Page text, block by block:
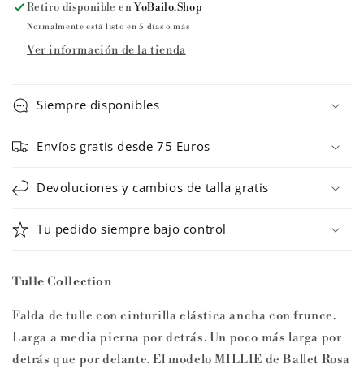
Falda
de
ballet
Ballet
Falda
de
ballet
Ballet
Retiro disponible enYoBailo.Shop
Normalmente está listo en 5 días o más
Ver información de la tienda
Siempre disponibles
Envíos gratis desde 75 Euros
Devoluciones y cambios de talla gratis
Tu pedido siempre bajo control
Tulle Collection
Falda de tulle con cinturilla elástica ancha con frunce.
Larga a media pierna por detrás. Un poco más larga por
detrás que por delante. El modelo MILLIE de Ballet Rosa